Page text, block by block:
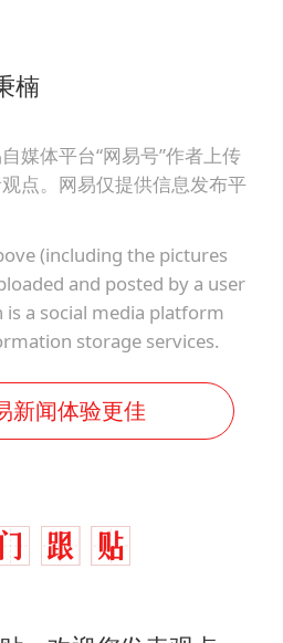
楠
媒体平台“网易号”作者上传
点。网易仅提供信息发布平
(including the pictures
and posted by a user
is a social media platform
storage services.
新闻体验更佳